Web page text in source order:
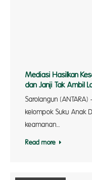
Mediasi Hasilkan
dan Janji Tak Ambil
Sarolangun
kelompok Suku Anak
keamanan…
Read more